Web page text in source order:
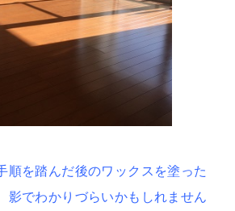
順を踏んだ後のワックスを塗った
影でわかりづらいかもしれません